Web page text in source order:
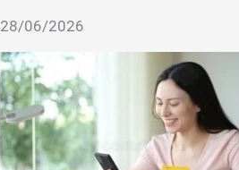
28/06/2026